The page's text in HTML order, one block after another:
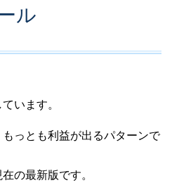
ル
います。
っとも利益が出るパターンで
の最新版です。